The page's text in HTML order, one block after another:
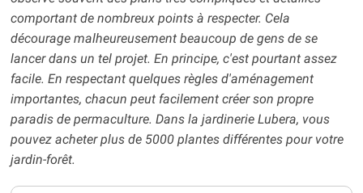
comportant de nombreux points à respecter. Cela
décourage malheureusement beaucoup de gens de se
lancer dans un tel projet. En principe, c'est pourtant assez
facile. En respectant quelques règles d'aménagement
importantes, chacun peut facilement créer son propre
paradis de permaculture. Dans la jardinerie Lubera, vous
pouvez acheter plus de 5000 plantes différentes pour votre
jardin-forêt.